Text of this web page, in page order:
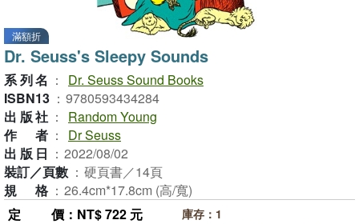
滿額折
Dr. Seuss's Sleepy Sounds
系列名 ：
Dr. Seuss Sound Books
ISBN13 ： 9780593434284
出版社 ：
Random Young
作者 ：
Dr Seuss
出版日 ： 2022/08/02
裝訂／頁數 ： 硬頁書／14頁
規格 ： 26.4cm*17.8cm (高/寬)
定價 ：NT$ 722 元
庫存：1